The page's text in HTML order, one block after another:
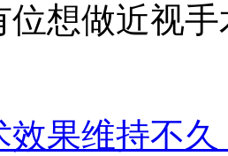
位想做近视
效果维持不